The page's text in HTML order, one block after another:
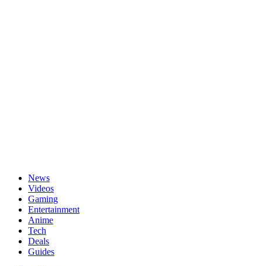
News
Videos
Gaming
Entertainment
Anime
Tech
Deals
Guides